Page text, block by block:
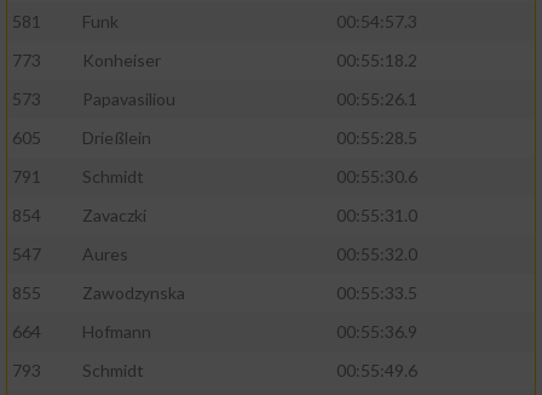
581
Funk
00:54:57.3
773
Konheiser
00:55:18.2
573
Papavasiliou
00:55:26.1
605
Drießlein
00:55:28.5
791
Schmidt
00:55:30.6
854
Zavaczki
00:55:31.0
547
Aures
00:55:32.0
855
Zawodzynska
00:55:33.5
664
Hofmann
00:55:36.9
793
Schmidt
00:55:49.6
Geräte anhand von aktiv angeforderten
Informationen identifizieren
Notwendig